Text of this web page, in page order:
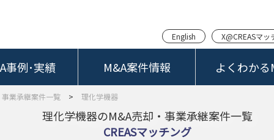
X@CREASマッ
English
事例･実績 M&A案件情報 よくわかる
業承継案件一覧 > 理化学機器
理化学機器のM&A売却・事業承継案件一覧
CREASマッチング